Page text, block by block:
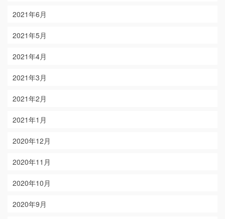
2021年6月
2021年5月
2021年4月
2021年3月
2021年2月
2021年1月
2020年12月
2020年11月
2020年10月
2020年9月